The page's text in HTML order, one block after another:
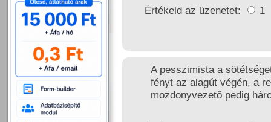
Értékeld az üzenetet: 1
A pesszimista a
fényt az alagút végén, a
mozdonyvezető pedig